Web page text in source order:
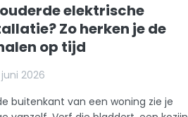
elektrische
Zo herken je de
op tijd
juni 2026
buitenkant van een woning zie je